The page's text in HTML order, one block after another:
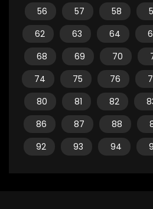
56
57 58
62
63 64
68
69 70
74
75 76
80
81 82
86
87 88
92
93 94